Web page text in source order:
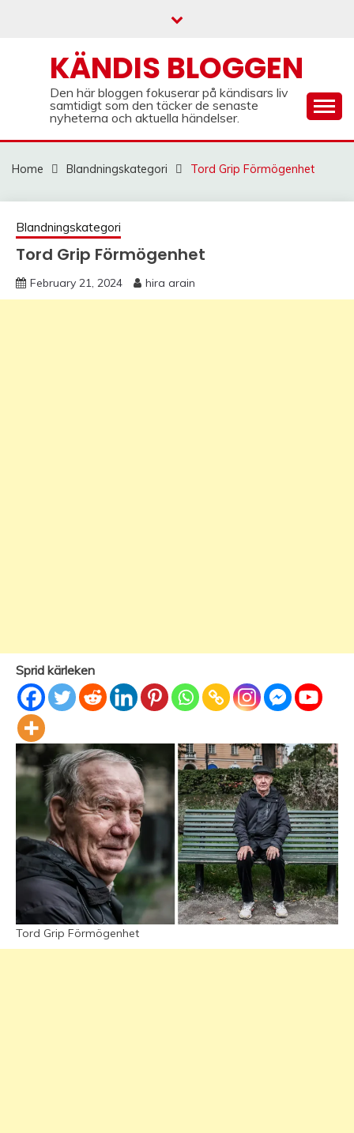
KÄNDIS BLOGGEN
Den här bloggen fokuserar på kändisars liv
samtidigt som den täcker de senaste
nyheterna och aktuella händelser.
Home Blandningskategori Tord Grip Förmögenhet
Blandningskategori
Tord Grip Förmögenhet
February 21, 2024 hira arain
Sprid kärleken
Tord Grip Förmögenhet